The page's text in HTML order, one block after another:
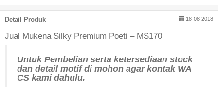
Detail Produk 18-08-2018
Jual Mukena Silky Premium Poeti – MS170
Untuk Pembelian serta ketersediaan stock
dan detail motif di mohon agar kontak WA
CS kami dahulu.